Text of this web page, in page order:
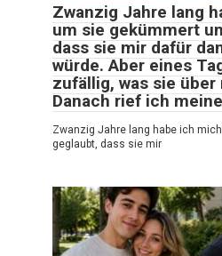
Zwanzig Jahre lang
um sie gekümmert
dass sie mir dafür
würde. Aber eines
zufällig, was sie über
Danach rief ich
Zwanzig Jahre lang habe ich
geglaubt, dass sie mir